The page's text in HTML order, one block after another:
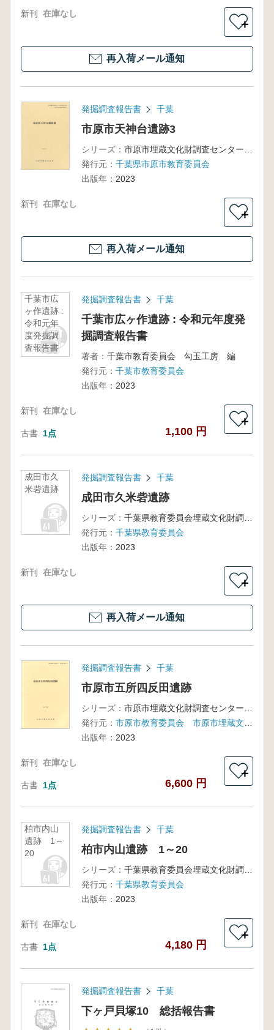
新刊 在庫なし
＋
再入荷メール通知
発掘調査報告書 千葉
市原市天神台遺跡3
シリーズ：
発行元： 千葉県市原市教育委員会
出版年： 2023
新刊 在庫なし
＋
再入荷メール通知
千葉市広
ヶ作遺跡 :
令和元年
度発掘調
査報告書
発掘調査報告書 千葉
千葉市広ヶ作遺跡 : 令和元年度発
掘調査報告書
著者： 千葉市教育委員会 勾玉工房 編
発行元： 千葉市教育委員会
出版年： 2023
新刊 在庫なし
古書 1点 1,100 円
＋
成田市久
米砦遺跡
発掘調査報告書 千葉
成田市久米砦遺跡
シリーズ：
発行元： 千葉県教育委員会
出版年： 2023
新刊 在庫なし
＋
再入荷メール通知
発掘調査報告書 千葉
市原市五所四反田遺跡
シリーズ：
発行元：
出版年： 2023
新刊 在庫なし
古書 1点 6,600 円
＋
柏市内山
遺跡 1～
20
発掘調査報告書 千葉
柏市内山遺跡 1～20
シリーズ：
発行元： 千葉県教育委員会
出版年： 2023
新刊 在庫なし
古書 1点 4,180 円
＋
発掘調査報告書 千葉
下ヶ戸貝塚10 総括報告書